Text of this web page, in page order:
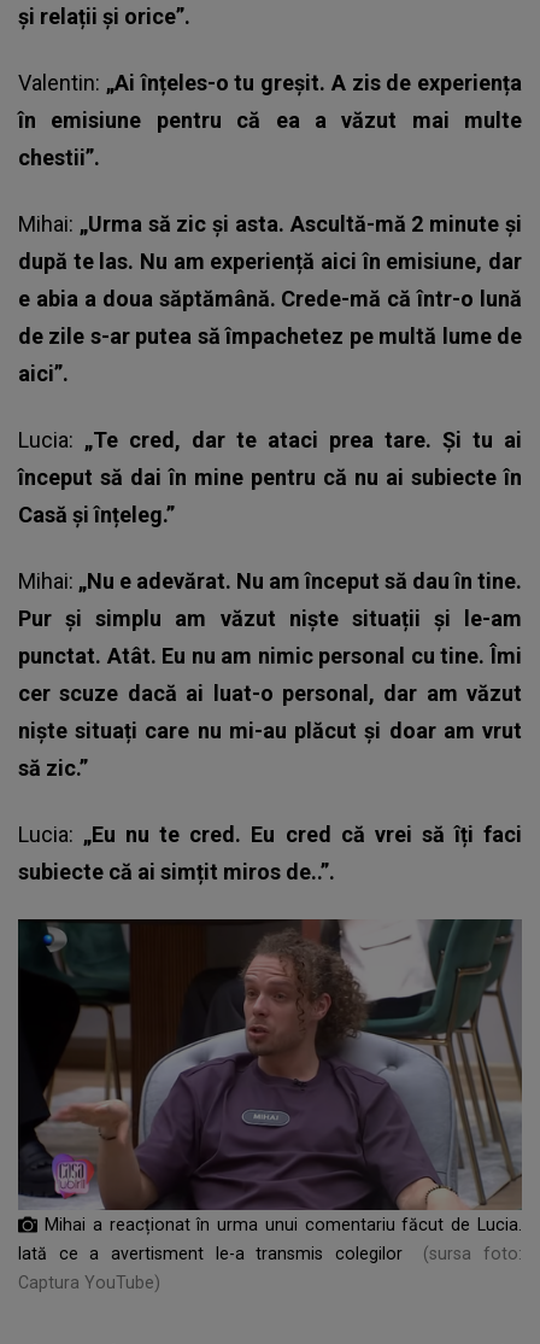
și relații și orice”.
Valentin: „Ai înțeles-o tu greșit. A zis de experiența
în emisiune pentru că ea a văzut mai multe
chestii”.
Mihai: „Urma să zic și asta. Ascultă-mă 2 minute și
după te las. Nu am experiență aici în emisiune, dar
e abia a doua săptămână. Crede-mă că într-o lună
de zile s-ar putea să împachetez pe multă lume de
aici”.
Lucia: „Te cred, dar te ataci prea tare. Și tu ai
început să dai în mine pentru că nu ai subiecte în
Casă și înțeleg.”
Mihai: „Nu e adevărat. Nu am început să dau în tine.
Pur și simplu am văzut niște situații și le-am
punctat. Atât. Eu nu am nimic personal cu tine. Îmi
cer scuze dacă ai luat-o personal, dar am văzut
niște situați care nu mi-au plăcut și doar am vrut
să zic.”
Lucia: „Eu nu te cred. Eu cred că vrei să îți faci
subiecte că ai simțit miros de..”.
Mihai a reacționat în urma unui comentariu făcut de Lucia.
Iată ce a avertisment le-a transmis colegilor
(sursa foto:
Captura YouTube)